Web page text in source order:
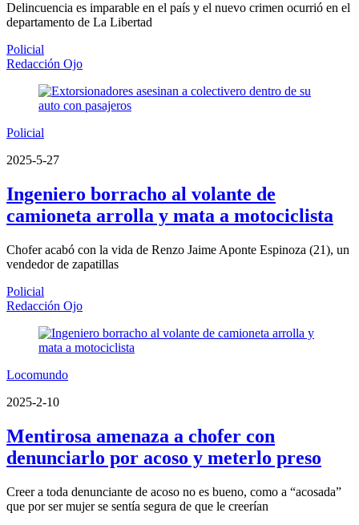
Delincuencia es imparable en el país y el nuevo crimen ocurrió en el
departamento de La Libertad
Policial
Redacción Ojo
Policial
2025-5-27
Ingeniero borracho al volante de
camioneta arrolla y mata a motociclista
Chofer acabó con la vida de Renzo Jaime Aponte Espinoza (21), un
vendedor de zapatillas
Policial
Redacción Ojo
Locomundo
2025-2-10
Mentirosa amenaza a chofer con
denunciarlo por acoso y meterlo preso
Creer a toda denunciante de acoso no es bueno, como a “acosada”
que por ser mujer se sentía segura de que le creerían